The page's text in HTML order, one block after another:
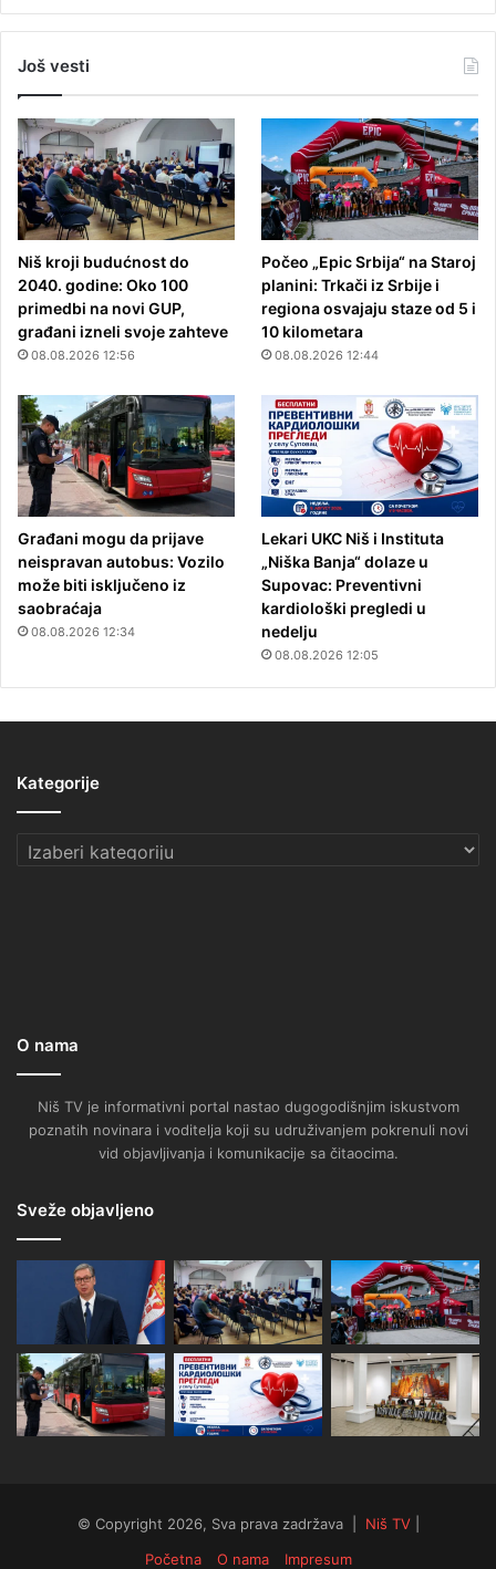
Još vesti
Niš kroji budućnost do
2040. godine: Oko 100
primedbi na novi GUP,
građani izneli svoje zahteve
08.08.2026 12:56
Počeo „Epic Srbija“ na Staroj
planini: Trkači iz Srbije i
regiona osvajaju staze od 5 i
10 kilometara
08.08.2026 12:44
Građani mogu da prijave
neispravan autobus: Vozilo
može biti isključeno iz
saobraćaja
08.08.2026 12:34
Lekari UKC Niš i Instituta
„Niška Banja“ dolaze u
Supovac: Preventivni
kardiološki pregledi u
nedelju
08.08.2026 12:05
Kategorije
Kategorije
O nama
Niš TV je informativni portal nastao dugogodišnjim iskustvom
poznatih novinara i voditelja koji su udruživanjem pokrenuli novi
vid objavljivanja i komunikacije sa čitaocima.
Sveže objavljeno
© Copyright 2026, Sva prava zadržava | Niš TV|
Početna
O nama Impresum